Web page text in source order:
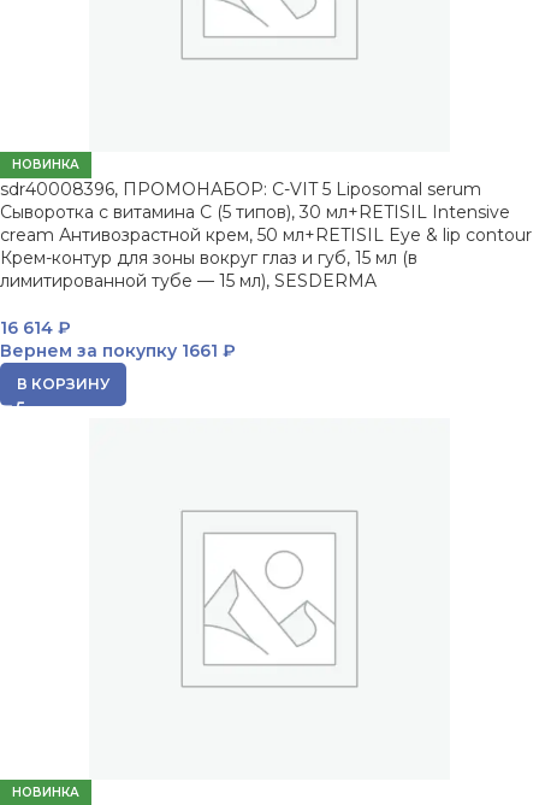
НОВИНКА
sdr40008396, ПРОМОНАБОР: C-VIT 5 Liposomal serum
Сыворотка с витамина С (5 типов), 30 мл+RETISIL Intensive
cream Антивозрастной крем, 50 мл+RETISIL Eye & lip contour
Крем-контур для зоны вокруг глаз и губ, 15 мл (в
лимитированной тубе — 15 мл), SESDERMA
16 614 ₽
Вернем за покупку 1661 ₽
В КОРЗИНУ
НОВИНКА